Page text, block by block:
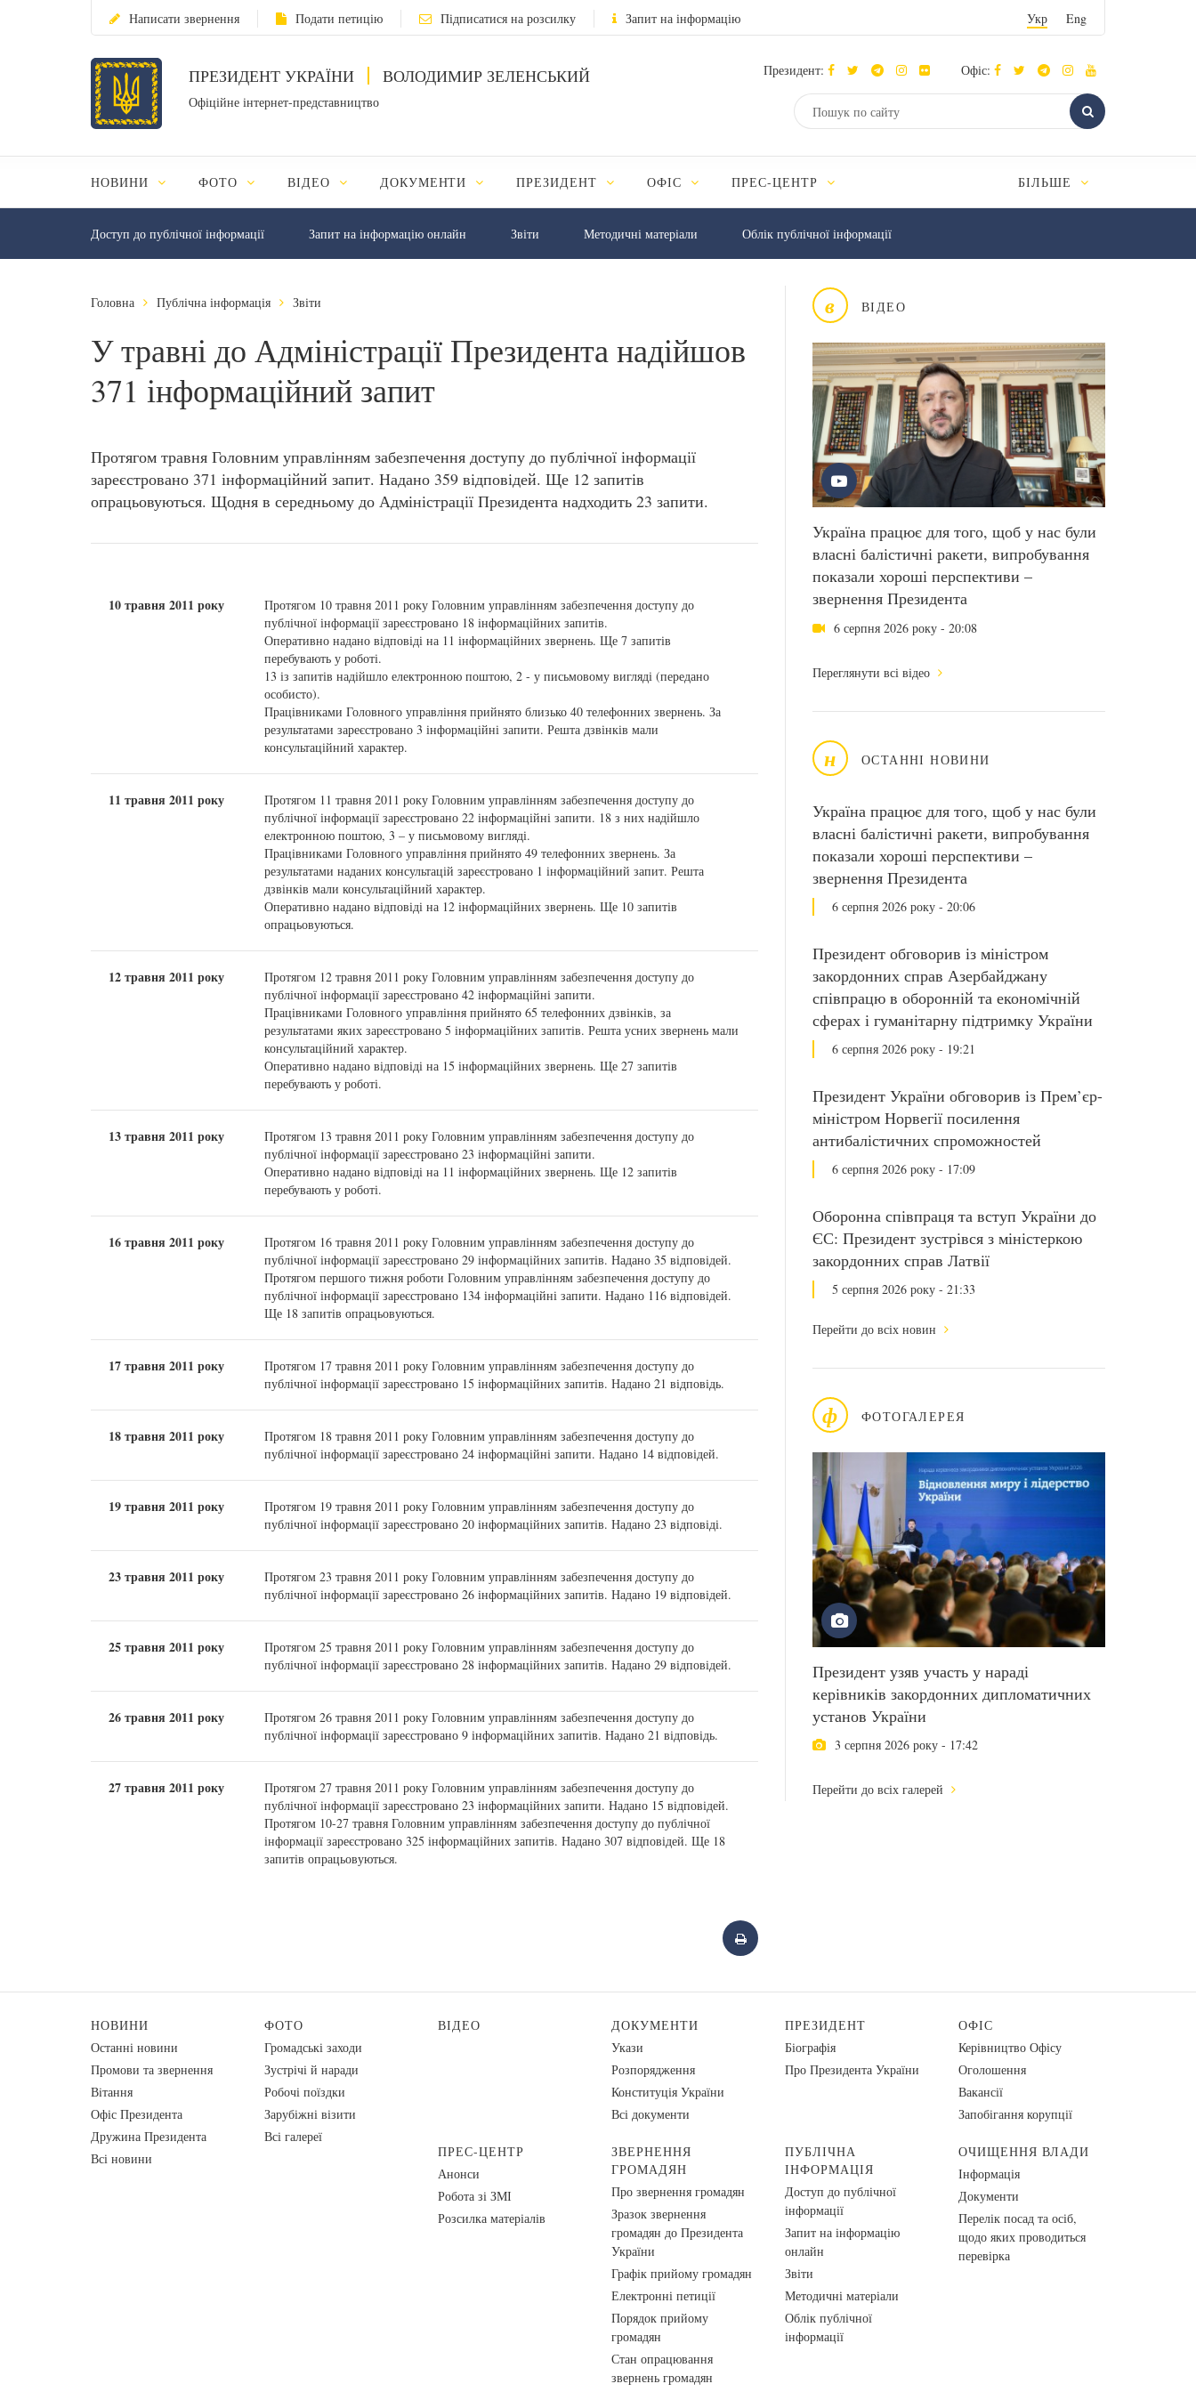
Написати звернення Подати петицію Підписатися на розсилку Запит на інформацію Укр Eng
ПРЕЗИДЕНТ УКРАЇНИ ВОЛОДИМИР ЗЕЛЕНСЬКИЙ
Офіційне інтернет-представництво
Президент: Офіс:
НОВИНИ ФОТО ВІДЕО ДОКУМЕНТИ ПРЕЗИДЕНТ ОФІС ПРЕС-ЦЕНТР БІЛЬШЕ
Доступ до публічної інформації Запит на інформацію онлайн Звіти Методичні матеріали Облік публічної інформації
в ВІДЕО
Україна працює для того, щоб у нас були
власні балістичні ракети, випробування
показали хороші перспективи –
звернення Президента
6 серпня 2026 року - 20:08
Переглянути всі відео
н ОСТАННІ НОВИНИ
Україна працює для того, щоб у нас були
власні балістичні ракети, випробування
показали хороші перспективи –
звернення Президента
6 серпня 2026 року - 20:06
Президент обговорив із міністром
закордонних справ Азербайджану
співпрацю в оборонній та економічній
сферах і гуманітарну підтримку України
6 серпня 2026 року - 19:21
Президент України обговорив із Прем’єр-
міністром Норвегії посилення
антибалістичних спроможностей
6 серпня 2026 року - 17:09
Оборонна співпраця та вступ України до
ЄС: Президент зустрівся з міністеркою
закордонних справ Латвії
5 серпня 2026 року - 21:33
Перейти до всіх новин
ф ФОТОГАЛЕРЕЯ
Президент узяв участь у нараді
керівників закордонних дипломатичних
установ України
3 серпня 2026 року - 17:42
Перейти до всіх галерей
Головна Публічна інформація Звіти
У травні до Адміністрації Президента надійшов
371 інформаційний запит
Протягом травня Головним управлінням забезпечення доступу до публічної інформації
зареєстровано 371 інформаційний запит. Надано 359 відповідей. Ще 12 запитів
опрацьовуються. Щодня в середньому до Адміністрації Президента надходить 23 запити.
10 травня 2011 року
Протягом 10 травня 2011 року Головним управлінням забезпечення доступу до
публічної інформації зареєстровано 18 інформаційних запитів.
Оперативно надано відповіді на 11 інформаційних звернень. Ще 7 запитів
перебувають у роботі.
13 із запитів надійшло електронною поштою, 2 - у письмовому вигляді (передано
особисто).
Працівниками Головного управління прийнято близько 40 телефонних звернень. За
результатами зареєстровано 3 інформаційні запити. Решта дзвінків мали
консультаційний характер.
11 травня 2011 року
Протягом 11 травня 2011 року Головним управлінням забезпечення доступу до
публічної інформації зареєстровано 22 інформаційні запити. 18 з них надійшло
електронною поштою, 3 – у письмовому вигляді.
Працівниками Головного управління прийнято 49 телефонних звернень. За
результатами наданих консультацій зареєстровано 1 інформаційний запит. Решта
дзвінків мали консультаційний характер.
Оперативно надано відповіді на 12 інформаційних звернень. Ще 10 запитів
опрацьовуються.
12 травня 2011 року
Протягом 12 травня 2011 року Головним управлінням забезпечення доступу до
публічної інформації зареєстровано 42 інформаційні запити.
Працівниками Головного управління прийнято 65 телефонних дзвінків, за
результатами яких зареєстровано 5 інформаційних запитів. Решта усних звернень мали
консультаційний характер.
Оперативно надано відповіді на 15 інформаційних звернень. Ще 27 запитів
перебувають у роботі.
13 травня 2011 року
Протягом 13 травня 2011 року Головним управлінням забезпечення доступу до
публічної інформації зареєстровано 23 інформаційні запити.
Оперативно надано відповіді на 11 інформаційних звернень. Ще 12 запитів
перебувають у роботі.
16 травня 2011 року
Протягом 16 травня 2011 року Головним управлінням забезпечення доступу до
публічної інформації зареєстровано 29 інформаційних запитів. Надано 35 відповідей.
Протягом першого тижня роботи Головним управлінням забезпечення доступу до
публічної інформації зареєстровано 134 інформаційні запити. Надано 116 відповідей.
Ще 18 запитів опрацьовуються.
17 травня 2011 року
Протягом 17 травня 2011 року Головним управлінням забезпечення доступу до
публічної інформації зареєстровано 15 інформаційних запитів. Надано 21 відповідь.
18 травня 2011 року
Протягом 18 травня 2011 року Головним управлінням забезпечення доступу до
публічної інформації зареєстровано 24 інформаційні запити. Надано 14 відповідей.
19 травня 2011 року
Протягом 19 травня 2011 року Головним управлінням забезпечення доступу до
публічної інформації зареєстровано 20 інформаційних запитів. Надано 23 відповіді.
23 травня 2011 року
Протягом 23 травня 2011 року Головним управлінням забезпечення доступу до
публічної інформації зареєстровано 26 інформаційних запитів. Надано 19 відповідей.
25 травня 2011 року
Протягом 25 травня 2011 року Головним управлінням забезпечення доступу до
публічної інформації зареєстровано 28 інформаційних запитів. Надано 29 відповідей.
26 травня 2011 року
Протягом 26 травня 2011 року Головним управлінням забезпечення доступу до
публічної інформації зареєстровано 9 інформаційних запитів. Надано 21 відповідь.
27 травня 2011 року
Протягом 27 травня 2011 року Головним управлінням забезпечення доступу до
публічної інформації зареєстровано 23 інформаційних запити. Надано 15 відповідей.
Протягом 10-27 травня Головним управлінням забезпечення доступу до публічної
інформації зареєстровано 325 інформаційних запитів. Надано 307 відповідей. Ще 18
запитів опрацьовуються.
НОВИНИ
Останні новини
Промови та звернення
Вiтання
Офіс Президента
Дружина Президента
Всі новини
ФОТО
Громадські заходи
Зустрічі й наради
Робочі поїздки
Зарубіжні візити
Всі галереї
ВІДЕО
ДОКУМЕНТИ
Укази
Розпорядження
Конституція України
Всі документи
ПРЕЗИДЕНТ
Біографія
Про Президента України
ОФІС
Керівництво Офісу
Оголошення
Вакансії
Запобігання корупції
ПРЕС-ЦЕНТР
Анонси
Робота зі ЗМІ
Розсилка матеріалів
ЗВЕРНЕННЯ
ГРОМАДЯН
Про звернення громадян
Зразок звернення
громадян до Президента
України
Графік прийому громадян
Електронні петиції
Порядок прийому
громадян
Стан опрацювання
звернень громадян
ПУБЛІЧНА
ІНФОРМАЦІЯ
Доступ до публічної
інформації
Запит на інформацію
онлайн
Звіти
Методичні матеріали
Облік публічної
інформації
ОЧИЩЕННЯ ВЛАДИ
Інформація
Документи
Перелік посад та осіб,
щодо яких проводиться
перевірка